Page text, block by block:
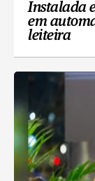
Instalada
em
leiteira